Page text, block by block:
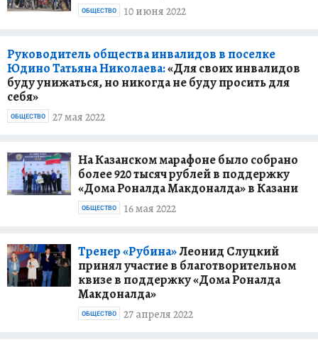
10 июня 2022
ОБЩЕСТВО
Руководитель общества инвалидов в поселке
Юдино Татьяна Николаева:«Для своих инвалидов
буду унижаться, но никогда не буду просить для
себя»
27 мая 2022
ОБЩЕСТВО
На Казанском марафоне было собрано
более 920 тысяч рублей в поддержку
«Дома Роналда Макдоналда» в Казани
16 мая 2022
ОБЩЕСТВО
Тренер «Рубина»Леонид Слуцкий
принял участие в благотворительном
квизе в поддержку «Дома Роналда
Макдоналда»
27 апреля 2022
ОБЩЕСТВО